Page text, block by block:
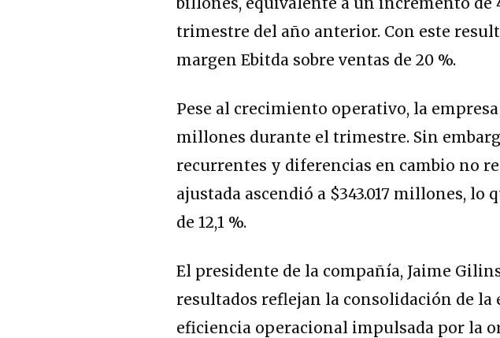
trimestre del año anterior. Con este
margen Ebitda sobre ventas de 20 %.
Pese al crecimiento operativo, la
millones durante el trimestre. Sin
recurrentes y diferencias en cambio no
ajustada ascendió a $343.017 millones,
de 12,1 %.
El presidente de la compañía, Jaime
resultados reflejan la consolidación de
eficiencia operacional impulsada por la